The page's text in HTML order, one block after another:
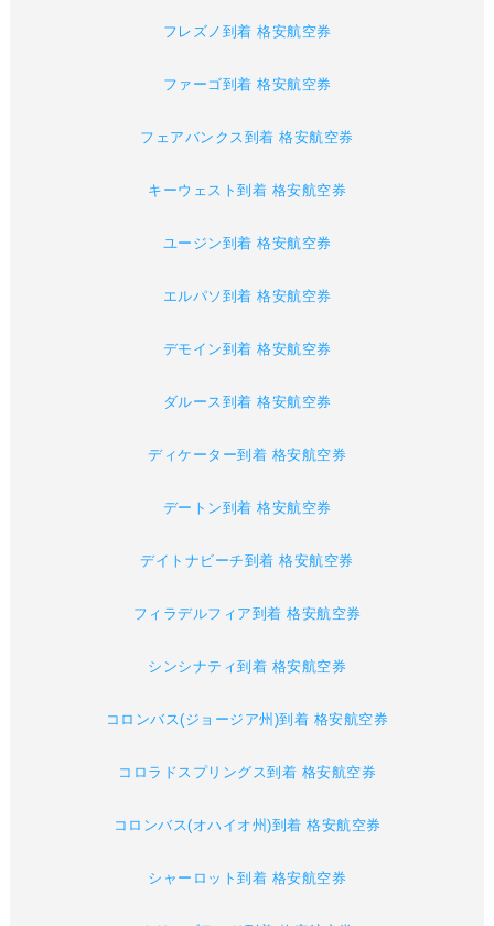
フレズノ到着 格安航空券
ファーゴ到着 格安航空券
フェアバンクス到着 格安航空券
キーウェスト到着 格安航空券
ユージン到着 格安航空券
エルパソ到着 格安航空券
デモイン到着 格安航空券
ダルース到着 格安航空券
ディケーター到着 格安航空券
デートン到着 格安航空券
デイトナビーチ到着 格安航空券
フィラデルフィア到着 格安航空券
シンシナティ到着 格安航空券
コロンバス(ジョージア州)到着 格安航空券
コロラドスプリングス到着 格安航空券
コロンバス(オハイオ州)到着 格安航空券
シャーロット到着 格安航空券